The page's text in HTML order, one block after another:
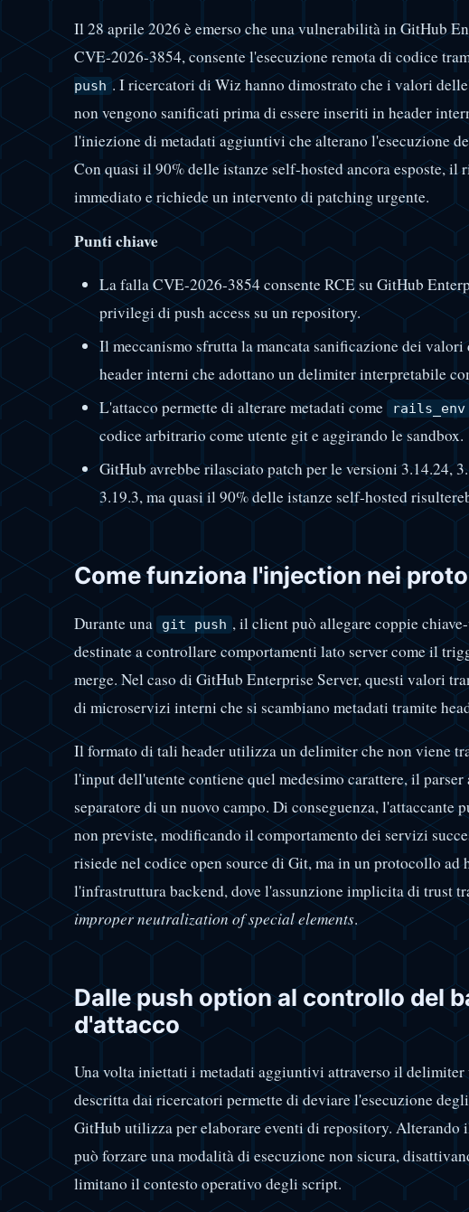
Il 28 aprile 2026 è emerso che una vulnerabilità in GitHub
CVE-2026-3854, consente l'esecuzione remota di codice
push . I ricercatori di Wiz hanno dimostrato che i valori
non vengono sanificati prima di essere inseriti in header
l'iniezione di metadati aggiuntivi che alterano l'esecuzione
Con quasi il 90% delle istanze self-hosted ancora esposte, il
immediato e richiede un intervento di patching urgente.
Punti chiave
La falla CVE-2026-3854 consente RCE su GitHub
privilegi di push access su un repository.
Il meccanismo sfrutta la mancata sanificazione dei
header interni che adottano un delimiter interpretabile
L'attacco permette di alterare metadati come
rails_env
codice arbitrario come utente git e aggirando le sandbox.
GitHub avrebbe rilasciato patch per le versioni 3.14.24,
3.19.3, ma quasi il 90% delle istanze self-hosted
Come funziona l'injection nei
Durante una git push , il client può allegare coppie
destinate a controllare comportamenti lato server come il
merge. Nel caso di GitHub Enterprise Server, questi valori
di microservizi interni che si scambiano metadati tramite
Il formato di tali header utilizza un delimiter che non viene
l'input dell'utente contiene quel medesimo carattere, il
separatore di un nuovo campo. Di conseguenza, l'attaccante
non previste, modificando il comportamento dei servizi
risiede nel codice open source di Git, ma in un protocollo ad
l'infrastruttura backend, dove l'assunzione implicita di trust
improper neutralization of special elements.
Dalle push option al controllo del
d'attacco
Una volta iniettati i metadati aggiuntivi attraverso il delimiter
descritta dai ricercatori permette di deviare l'esecuzione
GitHub utilizza per elaborare eventi di repository.
può forzare una modalità di esecuzione non sicura,
limitano il contesto operativo degli script.